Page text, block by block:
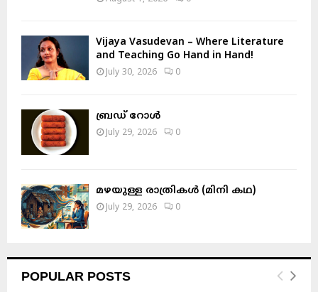
Vijaya Vasudevan – Where Literature
and Teaching Go Hand in Hand!
July 30, 2026 0
ബ്രഡ് റോൾ
July 29, 2026 0
മഴയുള്ള രാത്രികൾ (മിനി കഥ)
July 29, 2026 0
POPULAR POSTS